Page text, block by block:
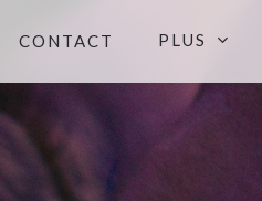
CONTACT PLUS